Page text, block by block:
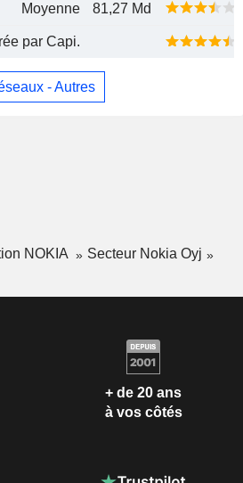
Moyenne 81,27 Md
par Capi.
- Autres
NOKIA
Secteur Nokia Oyj
+ de 20 ans
à vos côtés